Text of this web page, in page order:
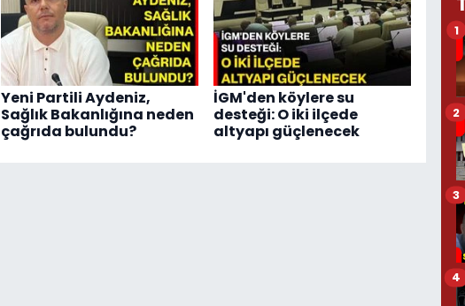
Yeni Partili Aydeniz,
Sağlık Bakanlığına neden
çağrıda bulundu?
İGM'den köylere su
desteği: O iki ilçede
altyapı güçlenecek
1
2
3
4